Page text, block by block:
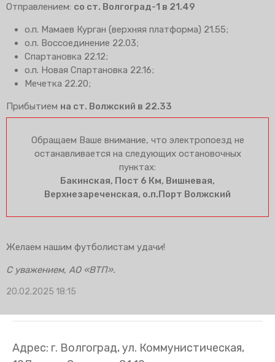
Отправлением: со ст. Волгоград-1 в 21.49
о.п. Мамаев Курган (верхняя платформа) 21.55;
о.п. Воссоединение 22.03;
Спартановка 22.12;
о.п. Новая Спартановка 22.16;
Мечетка 22.20;
Прибытием на ст. Волжский в 22.33
Обращаем Ваше внимание, что электропоезд не
останавливается на следующих остановочных
пунктах:
Бакинская, Пост 6 Км, Вишневая,
Верхнезареченская, о.п.Порт Волжский
Желаем нашим футболистам удачи!
С уважением, АО «ВТП».
20.02.2025 18:15
Адрес: г. Волгоград, ул. Коммунистическая,